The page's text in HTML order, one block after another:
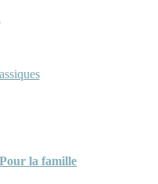
Pour la famille